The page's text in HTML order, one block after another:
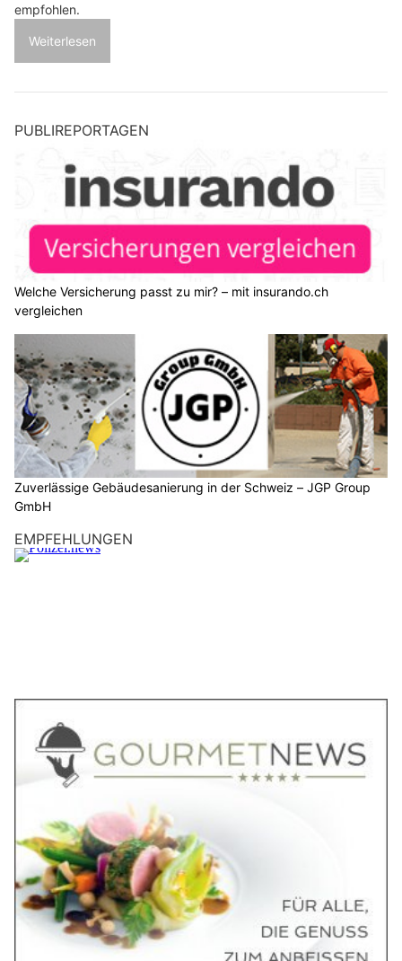
empfohlen.
Weiterlesen
PUBLIREPORTAGEN
Welche Versicherung passt zu mir? – mit insurando.ch
vergleichen
Zuverlässige Gebäudesanierung in der Schweiz – JGP Group
GmbH
EMPFEHLUNGEN